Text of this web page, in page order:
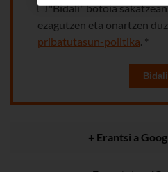
"Bidali" botoia
ezagutzen eta onartzen
pribatutasun-politika. *
Bidali
+ Erantsi a